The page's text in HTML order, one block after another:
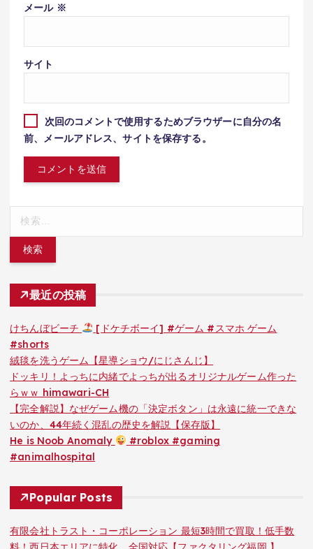
メール ※
サイト
次回のコメントで使用するためブラウザーに自分の名
前、メールアドレス、サイトを保存する。
最近の投稿
けちんぼビーチ
[ドケチボーイ] #ゲーム #スマホ ゲーム
#shorts
絨毯を洗うゲーム【星導ショウ/にじさんじ】
ドッキリ！よっちに内緒でよっちが出るオリジナルゲーム作った
らｗｗ himawari-CH
【完全解説】なぜゲーム機の「決定ボタン」は永遠に統一できな
いのか、44年続く混乱の歴史を解説【保存版】
He is Noob Anomaly
#roblox #gaming
#animalhospital
Popular Posts
有限会社トラスト・コーポレーション 最短3時間で買取！低手数